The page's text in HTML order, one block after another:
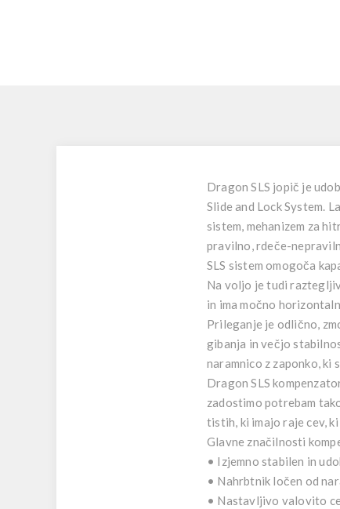
Dragon SLS jopič je
Slide and Lock System.
sistem, mehanizem za
pravilno, rdeče-
SLS sistem omogoča
Na voljo je tudi
in ima močno
Prileganje je odlično,
gibanja in večjo
naramnico z zaponko, ki
Dragon SLS
zadostimo potrebam
tistih, ki imajo raje cev,
Glavne značilnosti
• Izjemno stabilen in
• Nahrbtnik ločen od
• Nastavljivo valovito